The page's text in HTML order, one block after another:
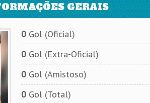
GERAIS
0Gol (Oficial)
0Gol (Extra-Oficial)
0Gol (Amistoso)
0Gol (Total)